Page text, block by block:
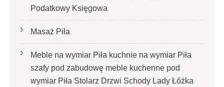
Podatkowy Księgowa
Masaż Piła
Meble na wymiar Piła kuchnie na wymiar Piła
szafy pod zabudowę meble kuchenne pod
wymiar Piła Stolarz Drzwi Schody Lady Łóżka